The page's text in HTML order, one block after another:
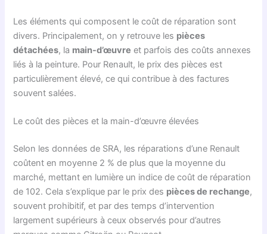
Les éléments qui composent le coût de réparation sont
divers. Principalement, on y retrouve les pièces
détachées, la main-d’œuvre et parfois des coûts annexes
liés à la peinture. Pour Renault, le prix des pièces est
particulièrement élevé, ce qui contribue à des factures
souvent salées.
Le coût des pièces et la main-d’œuvre élevées
Selon les données de SRA, les réparations d’une Renault
coûtent en moyenne 2 % de plus que la moyenne du
marché, mettant en lumière un indice de coût de réparation
de 102. Cela s’explique par le prix des pièces de rechange,
souvent prohibitif, et par des temps d’intervention
largement supérieurs à ceux observés pour d’autres